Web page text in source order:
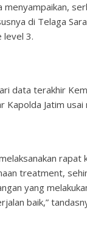
menyampaikan,
di Telaga
level 3.
data terakhir
Kapolda Jatim
treatment,
yang
baik,”